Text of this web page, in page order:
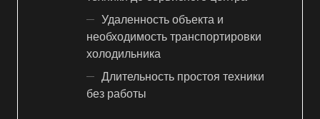
Удаленность объекта и
необходимость транспортировки
холодильника
Длительность простоя техники
без работы